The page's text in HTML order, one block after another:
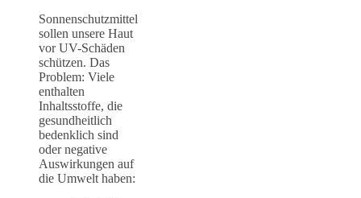
Sonnenschutzmittel
sollen unsere Haut
vor UV-Schäden
schützen. Das
Problem: Viele
enthalten
Inhaltsstoffe, die
gesundheitlich
bedenklich sind
oder negative
Auswirkungen auf
die Umwelt haben: